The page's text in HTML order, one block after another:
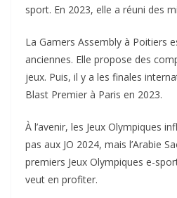
sport. En 2023, elle a réuni des
La Gamers Assembly à Poitiers
anciennes. Elle propose des
jeux. Puis, il y a les finales
Blast Premier à Paris en 2023.
À l’avenir, les Jeux Olympiques
pas aux JO 2024, mais l’Arabie
premiers Jeux Olympiques e-
veut en profiter.